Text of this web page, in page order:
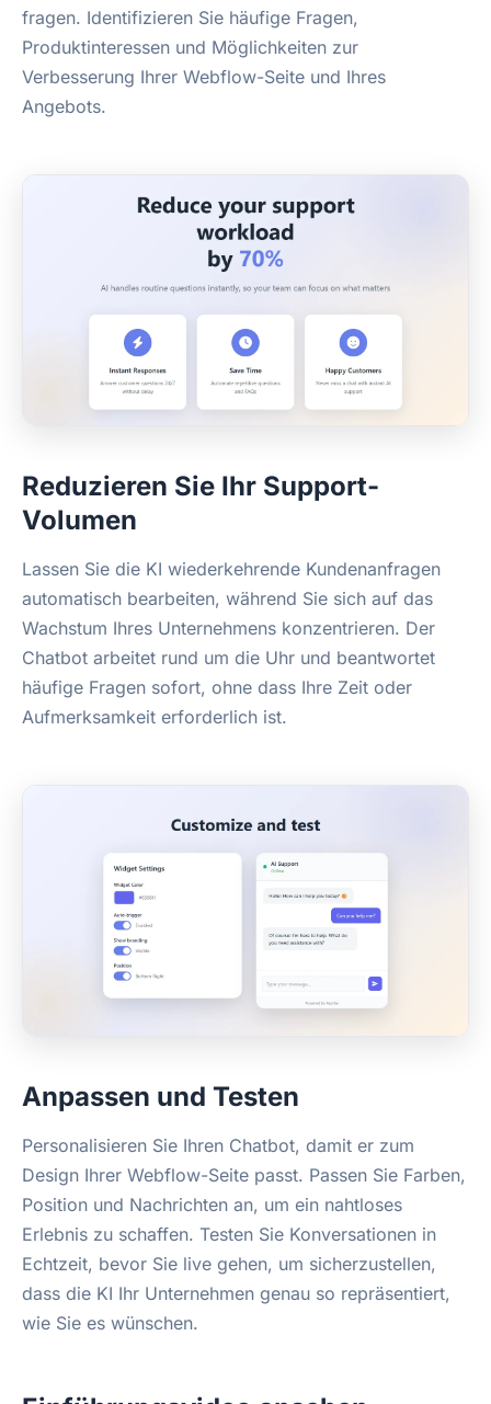
fragen. Identifizieren Sie häufige Fragen,
Produktinteressen und Möglichkeiten zur
Verbesserung Ihrer Webflow-Seite und Ihres
Angebots.
Reduzieren Sie Ihr Support-
Volumen
Lassen Sie die KI wiederkehrende Kundenanfragen
automatisch bearbeiten, während Sie sich auf das
Wachstum Ihres Unternehmens konzentrieren. Der
Chatbot arbeitet rund um die Uhr und beantwortet
häufige Fragen sofort, ohne dass Ihre Zeit oder
Aufmerksamkeit erforderlich ist.
Anpassen und Testen
Personalisieren Sie Ihren Chatbot, damit er zum
Design Ihrer Webflow-Seite passt. Passen Sie Farben,
Position und Nachrichten an, um ein nahtloses
Erlebnis zu schaffen. Testen Sie Konversationen in
Echtzeit, bevor Sie live gehen, um sicherzustellen,
dass die KI Ihr Unternehmen genau so repräsentiert,
wie Sie es wünschen.